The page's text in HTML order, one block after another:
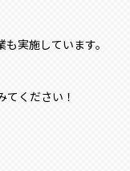
実施しています。
ください！